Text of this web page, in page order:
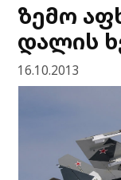
ზემო
დალის
16.10.2013